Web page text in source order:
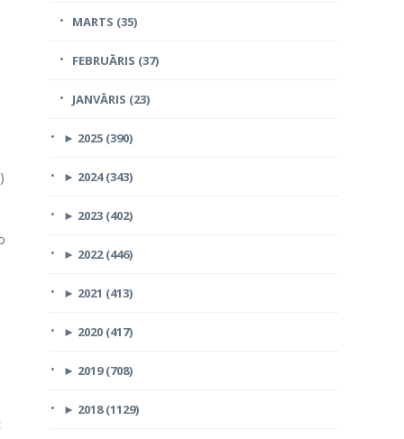
MARTS (35)
FEBRUĀRIS (37)
JANVĀRIS (23)
► 2025 (390)
► 2024 (343)
► 2023 (402)
► 2022 (446)
► 2021 (413)
► 2020 (417)
► 2019 (708)
► 2018 (1129)